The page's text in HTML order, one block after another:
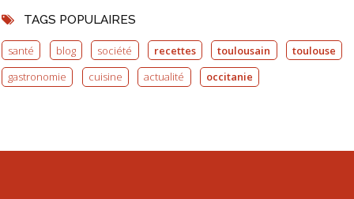
TAGS POPULAIRES
santé blog société recettes toulousain
toulouse
gastronomie
cuisine actualité occitanie